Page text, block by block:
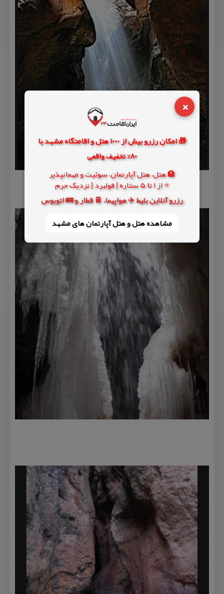
×
🎁 امکان رزرو بیش از 1000 هتل و اقامتگاه مشهد با
80% تخفیف واقعی
🏨 هتل، هتل آپارتمان، سوئیت و مهمانپذیر
⭐ از 1 تا 5 ستاره | فولبرد | نزدیک حرم
رزرو آنلاین بلیط ✈️ هواپیما، 🚆 قطار و 🚌 اتوبوس
مشاهده هتل و هتل‌ آپارتمان های مشهد